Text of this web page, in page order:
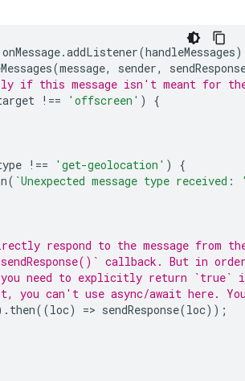
onMessage.addListener(handleMessages
(message, sender,
if this message isn't meant for the
!== 'offscreen' )
{
!== 'get-geolocation' )
{
( `Unexpected message type received:
respond to the message from
callback. But in
need to explicitly return `true` in
you can't use async/await here.
then((loc) => sendResponse(loc));